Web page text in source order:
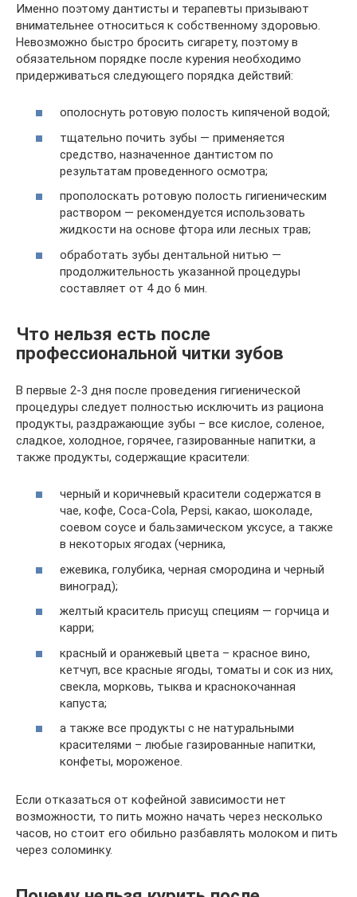
Именно поэтому дантисты и терапевты призывают
внимательнее относиться к собственному здоровью.
Невозможно быстро бросить сигарету, поэтому в
обязательном порядке после курения необходимо
придерживаться следующего порядка действий:
ополоснуть ротовую полость кипяченой водой;
тщательно почить зубы — применяется
средство, назначенное дантистом по
результатам проведенного осмотра;
прополоскать ротовую полость гигиеническим
раствором — рекомендуется использовать
жидкости на основе фтора или лесных трав;
обработать зубы дентальной нитью —
продолжительность указанной процедуры
составляет от 4 до 6 мин.
Что нельзя есть после
профессиональной читки зубов
В первые 2-3 дня после проведения гигиенической
процедуры следует полностью исключить из рациона
продукты, раздражающие зубы – все кислое, соленое,
сладкое, холодное, горячее, газированные напитки, а
также продукты, содержащие красители:
черный и коричневый красители содержатся в
чае, кофе, Coca-Cola, Pepsi, какао, шоколаде,
соевом соусе и бальзамическом уксусе, а также
в некоторых ягодах (черника,
ежевика, голубика, черная смородина и черный
виноград);
желтый краситель присущ специям — горчица и
карри;
красный и оранжевый цвета – красное вино,
кетчуп, все красные ягоды, томаты и сок из них,
свекла, морковь, тыква и краснокочанная
капуста;
а также все продукты с не натуральными
красителями – любые газированные напитки,
конфеты, мороженое.
Если отказаться от кофейной зависимости нет
возможности, то пить можно начать через несколько
часов, но стоит его обильно разбавлять молоком и пить
через соломинку.